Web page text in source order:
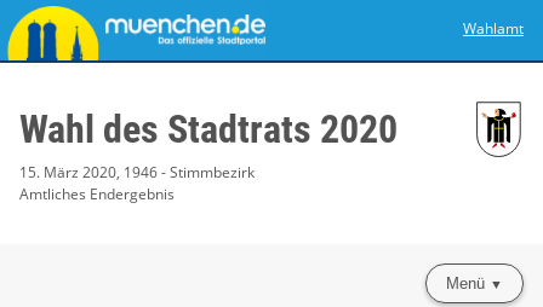
Wahlamt
Wahl des Stadtrats 2020
15. März 2020, 1946 - Stimmbezirk
Amtliches Endergebnis
Menü